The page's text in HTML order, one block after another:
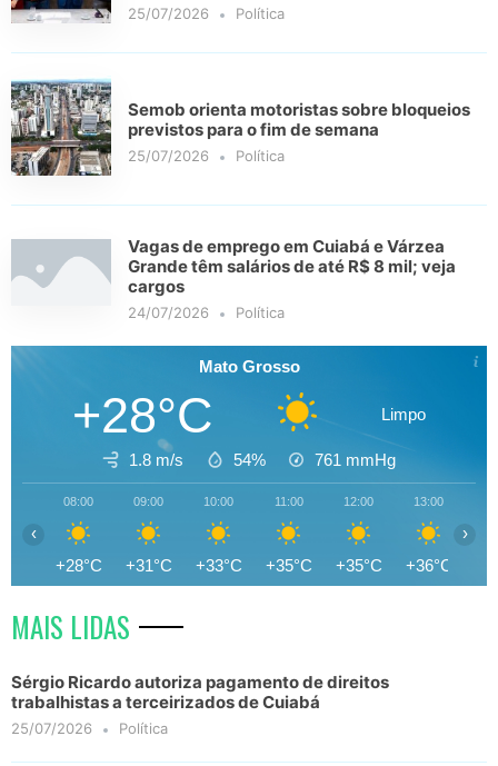
25/07/2026 Política
Semob orienta motoristas sobre bloqueios
previstos para o fim de semana
25/07/2026 Política
Vagas de emprego em Cuiabá e Várzea
Grande têm salários de até R$ 8 mil; veja
cargos
24/07/2026 Política
Mato Grosso
+28°C Limpo
1.8 m/s 54% 761 mmHg
08:00
+28°C
09:00
+31°C
10:00
+33°C
11:00
+35°C
12:00
+35°C
13:00
+36°C
‹ ›
MAIS LIDAS
Sérgio Ricardo autoriza pagamento de direitos
trabalhistas a terceirizados de Cuiabá
25/07/2026 Política